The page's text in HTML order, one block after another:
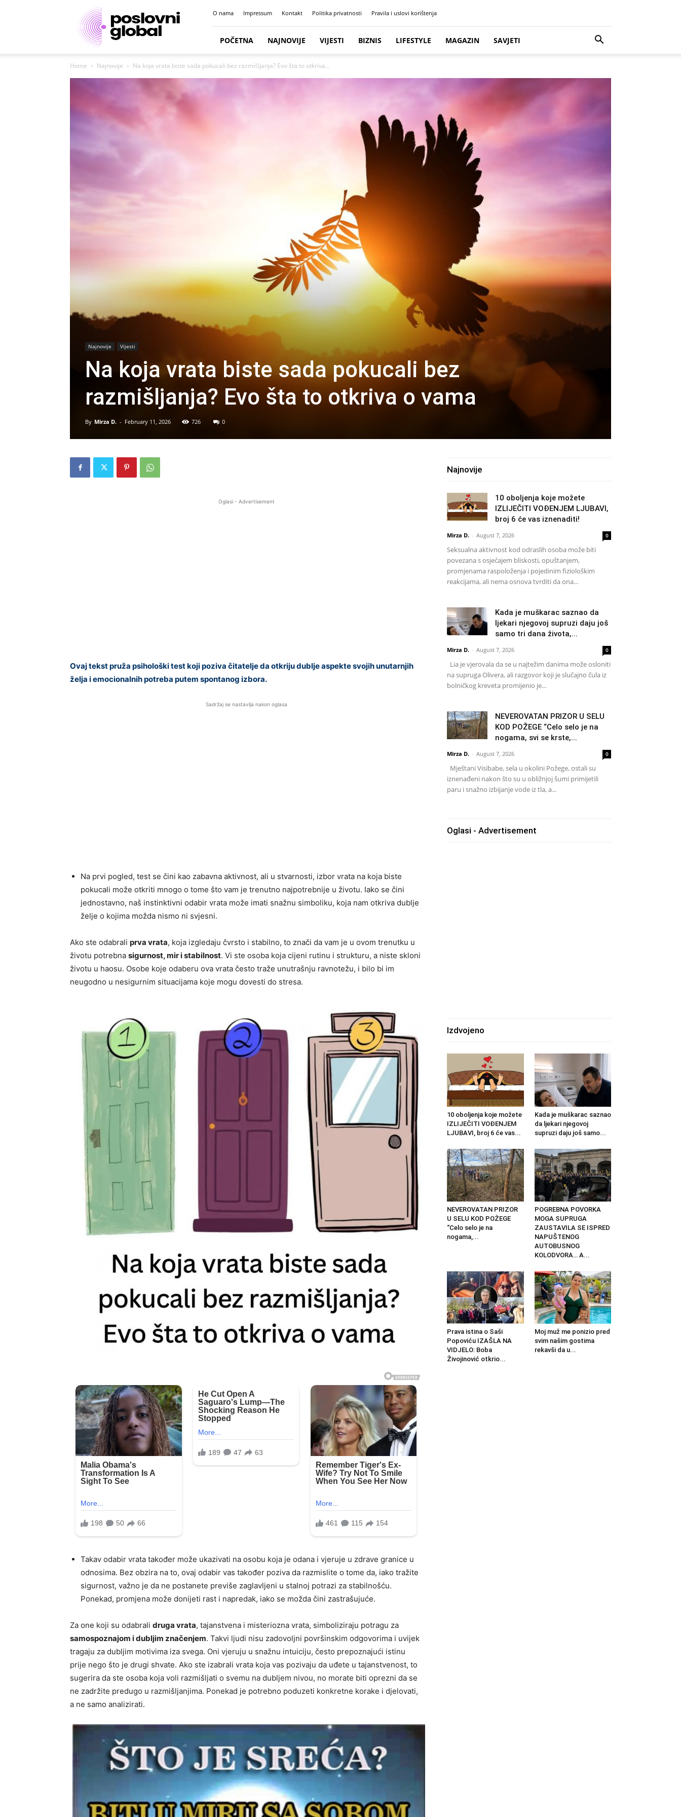
Poslovni
portal
O nama Impressum Kontakt Politika privatnosti Pravila i uslovi korištenja
POČETNA NAJNOVIJE VIJESTI BIZNIS LIFESTYLE MAGAZIN SAVJETI
Home Najnovije Na koja vrata biste sada pokucali bez razmišljanja? Evo šta to otkriva...
Najnovije Vijesti
Na koja vrata biste sada pokucali bez
razmišljanja? Evo šta to otkriva o vama
By Mirza D. - February 11, 2026 726 0
Oglasi - Advertisement
Ovaj tekst pruža psihološki test koji poziva čitatelje da otkriju dublje aspekte svojih unutarnjih
želja i emocionalnih potreba putem spontanog izbora.
Sadržaj se nastavlja nakon oglasa
Na prvi pogled, test se čini kao zabavna aktivnost, ali u stvarnosti, izbor vrata na koja biste
pokucali može otkriti mnogo o tome što vam je trenutno najpotrebnije u životu. Iako se čini
jednostavno, naš instinktivni odabir vrata može imati snažnu simboliku, koja nam otkriva dublje
želje o kojima možda nismo ni svjesni.
Ako ste odabrali prva vrata, koja izgledaju čvrsto i stabilno, to znači da vam je u ovom trenutku u
životu potrebna sigurnost, mir i stabilnost. Vi ste osoba koja cijeni rutinu i strukturu, a niste skloni
životu u haosu. Osobe koje odaberu ova vrata često traže unutrašnju ravnotežu, i bilo bi im
neugodno u nesigurnim situacijama koje mogu dovesti do stresa.
Takav odabir vrata također može ukazivati na osobu koja je odana i vjeruje u zdrave granice u
odnosima. Bez obzira na to, ovaj odabir vas također poziva da razmislite o tome da, iako tražite
sigurnost, važno je da ne postanete previše zaglavljeni u stalnoj potrazi za stabilnošću.
Ponekad, promjena može donijeti rast i napredak, iako se možda čini zastrašujuće.
Za one koji su odabrali druga vrata, tajanstvena i misteriozna vrata, simboliziraju potragu za
samospoznajom i dubljim značenjem. Takvi ljudi nisu zadovoljni površinskim odgovorima i uvijek
tragaju za dubljim motivima iza svega. Oni vjeruju u snažnu intuiciju, često prepoznajući istinu
prije nego što je drugi shvate. Ako ste izabrali vrata koja vas pozivaju da uđete u tajanstvenost, to
sugerira da ste osoba koja voli razmišljati o svemu na dubljem nivou, no morate biti oprezni da se
ne zadržite predugo u razmišljanjima. Ponekad je potrebno poduzeti konkretne korake i djelovati,
a ne samo analizirati.
Najnovije
10 oboljenja koje možete
IZLIJEČITI VOĐENJEM LJUBAVI,
broj 6 će vas iznenaditi!
Mirza D. - August 7, 2026 0
Seksualna aktivnost kod odraslih osoba može biti
povezana s osjećajem bliskosti, opuštanjem,
promjenama raspoloženja i pojedinim fiziološkim
reakcijama, ali nema osnova tvrditi da ona...
Kada je muškarac saznao da
ljekari njegovoj supruzi daju još
samo tri dana života,...
Mirza D. - August 7, 2026 0
Lia je vjerovala da se u najtežim danima može osloniti
na supruga Olivera, ali razgovor koji je slučajno čula iz
bolničkog kreveta promijenio je...
NEVEROVATAN PRIZOR U SELU
KOD POŽEGE “Celo selo je na
nogama, svi se krste,...
Mirza D. - August 7, 2026 0
Mještani Visibabe, sela u okolini Požege, ostali su
iznenađeni nakon što su u obližnjoj šumi primijetili
paru i snažno izbijanje vode iz tla, a...
Oglasi - Advertisement
Izdvojeno
10 oboljenja koje možete
IZLIJEČITI VOĐENJEM
LJUBAVI, broj 6 će vas...
Kada je muškarac saznao
da ljekari njegovoj
supruzi daju još samo...
NEVEROVATAN PRIZOR
U SELU KOD POŽEGE
“Celo selo je na
nogama,...
POGREBNA POVORKA
MOGA SUPRUGA
ZAUSTAVILA SE ISPRED
NAPUŠTENOG
AUTOBUSNOG
KOLODVORA… A...
Prava istina o Saši
Popoviću IZAŠLA NA
VIDJELO: Boba
Živojinović otkrio...
Moj muž me ponizio pred
svim našim gostima
rekavši da u...